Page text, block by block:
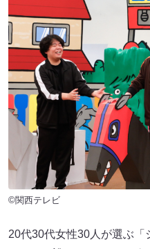
©関西テレビ
20代30代女性30人が選ぶ「